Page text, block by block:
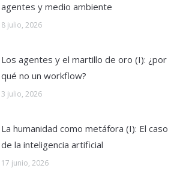
agentes y medio ambiente
8 julio, 2026
Los agentes y el martillo de oro (I): ¿por
qué no un workflow?
3 julio, 2026
La humanidad como metáfora (I): El caso
de la inteligencia artificial
17 junio, 2026